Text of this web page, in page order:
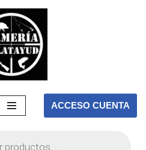
ACCESO CUENTA